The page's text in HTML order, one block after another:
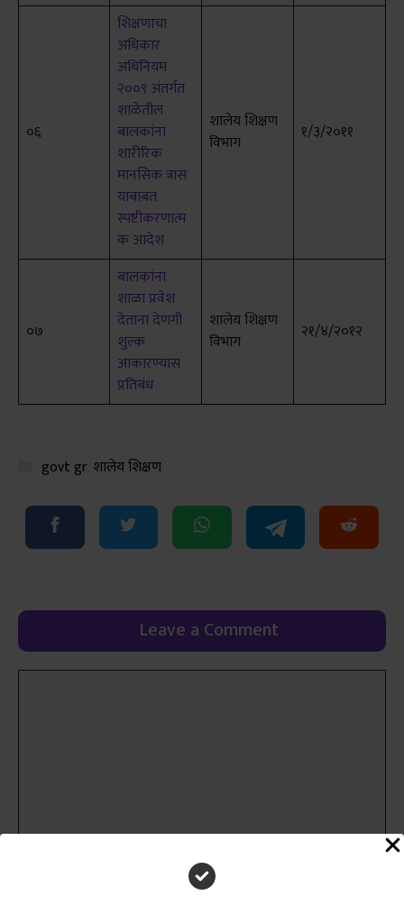
०६
शिक्षणाचा
अधिकार
अधिनियम
२००९ अंतर्गत
शाळेतील
बालकांना
शारीरिक
मानसिक त्रास
याबाबत
स्पष्टीकरणात्म
क आदेश
शालेय शिक्षण
विभाग
१/३/२०११
०७
बालकांना
शाळा प्रवेश
देताना देणगी
शुल्क
आकारण्यास
प्रतिबंध
शालेय शिक्षण
विभाग
२१/४/२०१२
Categories
govt gr, शालेय शिक्षण
Leave a Comment